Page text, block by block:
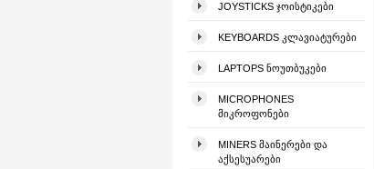
JOYSTICKS ᲯᲝᲘᲡᲢᲘᲙᲔᲑᲘ
KEYBOARDS ᲙᲚᲐᲕᲘᲐᲢᲣᲠᲔᲑᲘ
LAPTOPS ᲜᲝᲣᲗᲑᲣᲙᲔᲑᲘ
MICROPHONES
ᲛᲘᲙᲠᲝᲤᲝᲜᲔᲑᲘ
MINERS ᲛᲐᲘᲜᲔᲠᲔᲑᲘ ᲓᲐ
ᲐᲥᲡᲔᲡᲣᲐᲠᲔᲑᲘ